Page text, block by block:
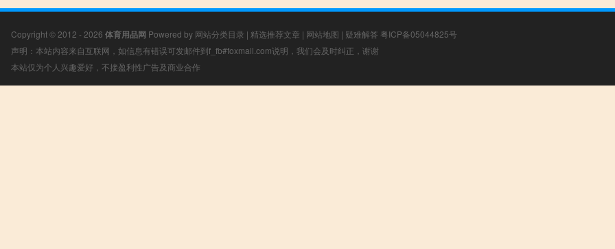
Copyright © 2012 - 2026 体育用品网 Powered by 网站分类目录 | 精选推荐文章 | 网站地图 | 疑难解答 粤ICP备05044825号
声明：本站内容来自互联网，如信息有错误可发邮件到f_fb#foxmail.com说明，我们会及时纠正，谢谢
本站仅为个人兴趣爱好，不接盈利性广告及商业合作